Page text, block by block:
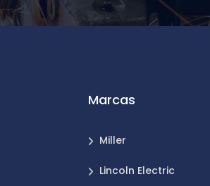
Marcas
Miller
Lincoln Electric